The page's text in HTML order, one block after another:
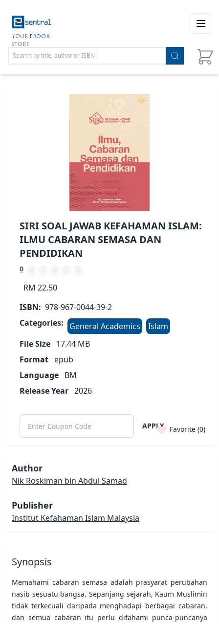
YOUR EBOOK
STORE
SIRI SOAL JAWAB KEFAHAMAN ISLAM:
ILMU CABARAN SEMASA DAN
PENDIDIKAN
0
RM 22.50
ISBN: 978-967-0044-39-2
Categories:
General Academics
Islam
File Size 17.44 MB
Format epub
Language BM
Release Year 2026
APPLY Favorite (0)
Author
Nik Roskiman bin Abdul Samad
Publisher
Institut Kefahaman Islam Malaysia
Synopsis
Memahami cabaran semasa adalah prasyarat perubahan
nasib sesuatu bangsa. Sepanjang sejarah, Kaum Muslimin
tidak terkecuali daripada menghadapi berbagai cabaran,
dan semua cabaran itu perlu difahami punca-puncanya